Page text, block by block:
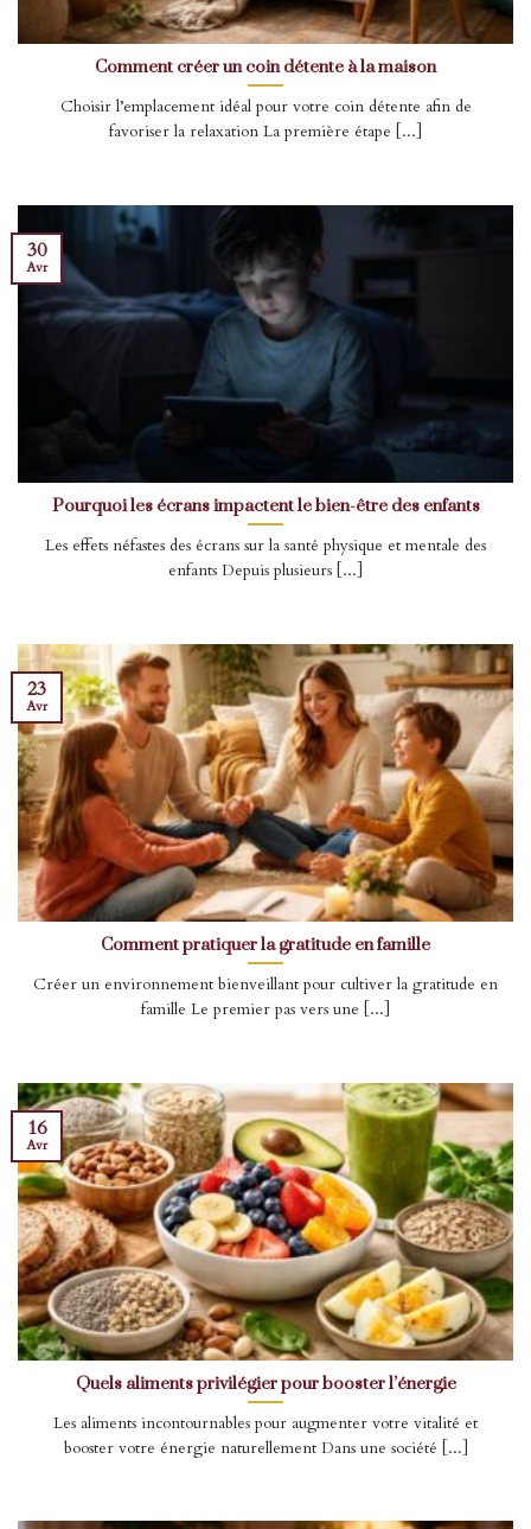
Comment créer un coin détente à la maison
Choisir l’emplacement idéal pour votre coin détente afin de
favoriser la relaxation La première étape [...]
Pourquoi les écrans impactent le bien-être des enfants
Les effets néfastes des écrans sur la santé physique et mentale des
enfants Depuis plusieurs [...]
30
Avr
Comment pratiquer la gratitude en famille
Créer un environnement bienveillant pour cultiver la gratitude en
famille Le premier pas vers une [...]
23
Avr
Quels aliments privilégier pour booster l’énergie
Les aliments incontournables pour augmenter votre vitalité et
booster votre énergie naturellement Dans une société [...]
16
Avr